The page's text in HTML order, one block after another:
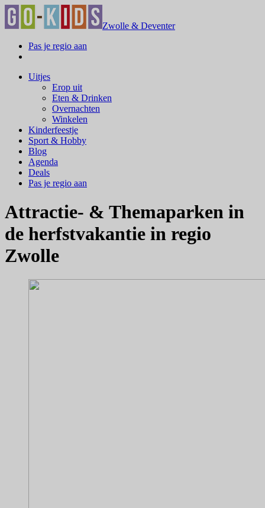
Zwolle & Deventer
Pas je regio aan
Uitjes
Erop uit
Eten & Drinken
Overnachten
Winkelen
Kinderfeestje
Sport & Hobby
Blog
Agenda
Deals
Pas je regio aan
Attractie- & Themaparken in
de herfstvakantie in regio
Zwolle